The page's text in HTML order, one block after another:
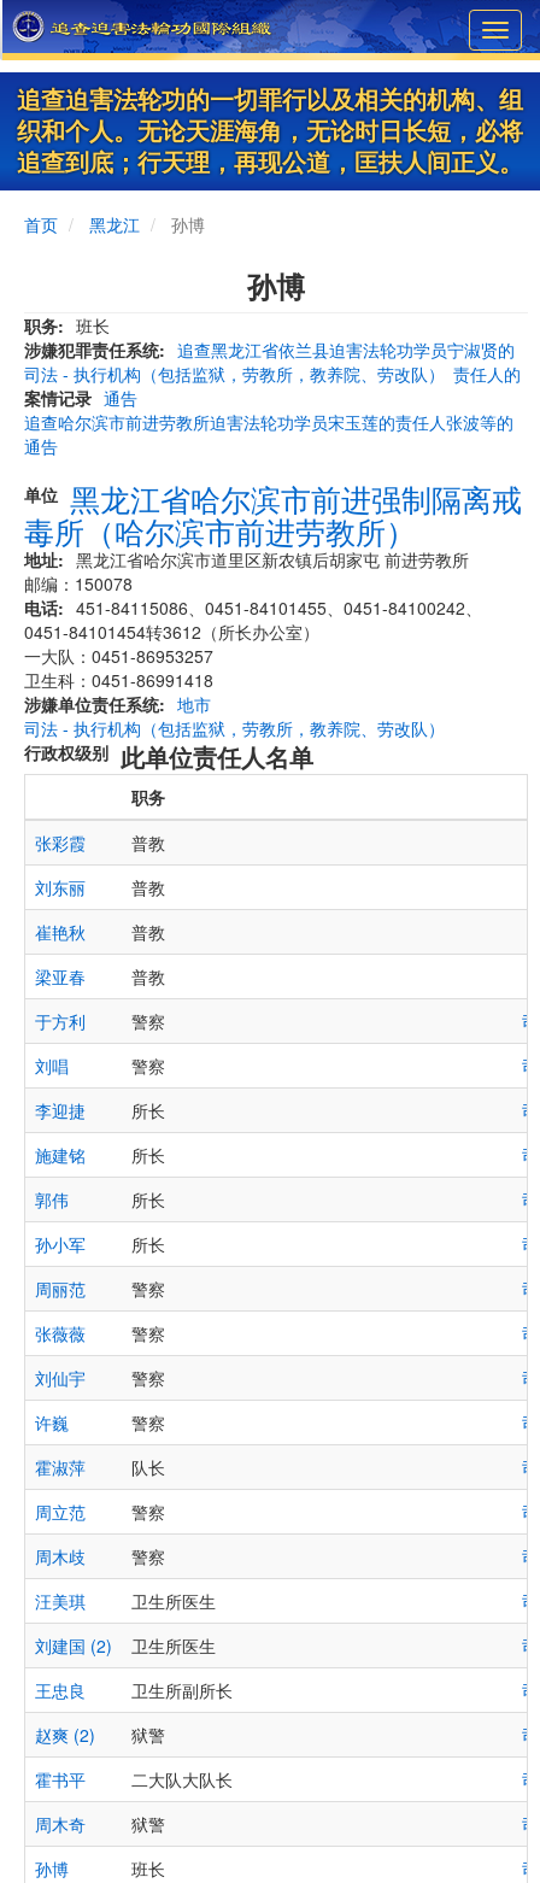
Skip
to
main
content
追查迫害法轮功的一切罪行以及相关的机构、组
织和个人。无论天涯海角，无论时日长短，必将
追查到底；行天理，再现公道，匡扶人间正义。
首页 黑龙江 孙博
孙博
职务
班长
涉嫌犯罪责任系统
司法 - 执行机构（包括监狱，劳教所，教养院、劳改队）
案情记录
追查黑龙江省依兰县迫害法轮功学员宁淑贤的
责任人的
通告
追查哈尔滨市前进劳教所迫害法轮功学员宋玉莲的责任人张波等的
通告
单位 黑龙江省哈尔滨市前进强制隔离戒
毒所（哈尔滨市前进劳教所）
地址
黑龙江省哈尔滨市道里区新农镇后胡家屯 前进劳教所
邮编：150078
电话
451-84115086、0451-84101455、0451-84100242、
0451-84101454转3612（所长办公室）
一大队：0451-86953257
卫生科：0451-86991418
涉嫌单位责任系统
司法 - 执行机构（包括监狱，劳教所，教养院、劳改队）
行政权级别
地市
此单位责任人名单
职务
张彩霞
普教
刘东丽
普教
崔艳秋
普教
梁亚春
普教
于方利
警察
刘唱
警察
李迎捷
所长
施建铭
所长
郭伟
所长
孙小军
所长
周丽范
警察
张薇薇
警察
刘仙宇
警察
许巍
警察
霍淑萍
队长
周立范
警察
周木歧
警察
汪美琪
卫生所医生
刘建国 (2)
卫生所医生
王忠良
卫生所副所长
赵爽 (2)
狱警
霍书平
二大队大队长
周木奇
狱警
孙博
班长